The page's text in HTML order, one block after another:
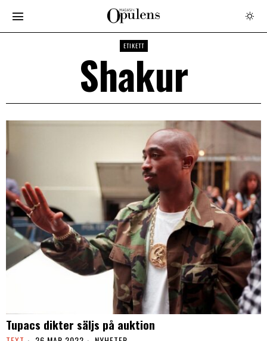
ETIKETT
Shakur
Tupacs dikter säljs på auktion